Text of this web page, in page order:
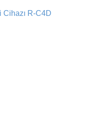
Cihazı R-C4D